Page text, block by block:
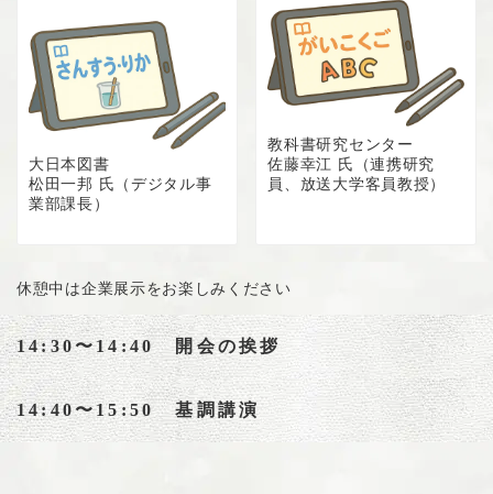
大日本図書
松田一邦 氏（デジタル事
業部課長）
教科書研究センター
佐藤幸江 氏（連携研究
員、放送大学客員教授）
休憩中は企業展示をお楽しみください
14:30〜14:40 開会の挨拶
14:40〜15:50 基調講演